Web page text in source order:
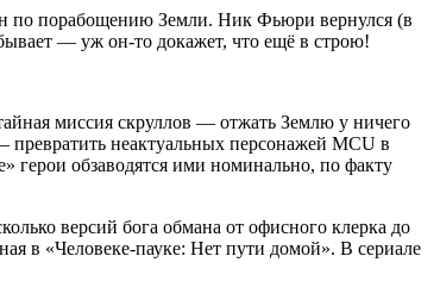
по порабощению Земли. Ник Фьюри вернулся (в
— уж он-то докажет, что ещё в строю!
миссия скруллов — отжать Землю у ничего
превратить неактуальных персонажей MCU в
герои обзаводятся ими номинально, по факту
версий бога обмана от офисного клерка до
в «Человеке-пауке: Нет пути домой». В сериале